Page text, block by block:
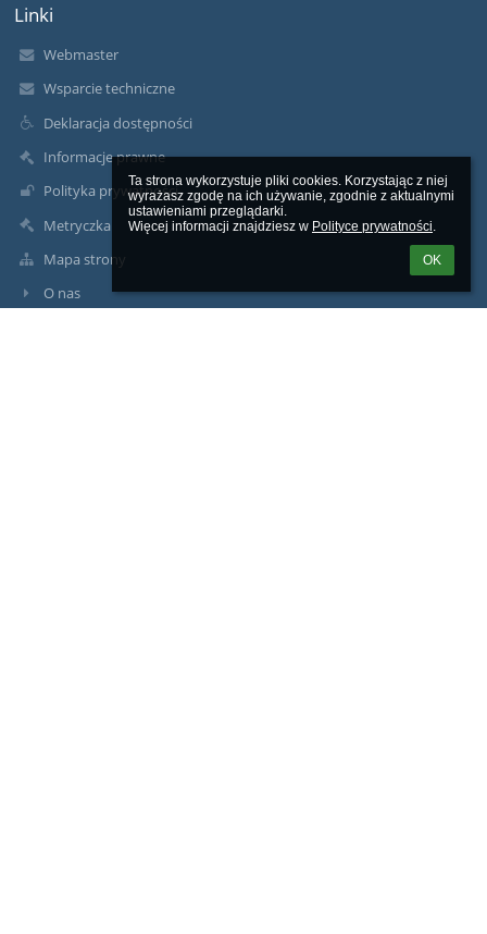
Ta strona wykorzystuje pliki cookies. Korzystając z niej
wyrażasz zgodę na ich używanie, zgodnie z aktualnymi
ustawieniami przeglądarki.
Więcej informacji znajdziesz w Polityce prywatności.
OK
Linki
Webmaster
Wsparcie techniczne
Deklaracja dostępności
Informacje prawne
Polityka prywatności
Metryczka
Mapa strony
O nas